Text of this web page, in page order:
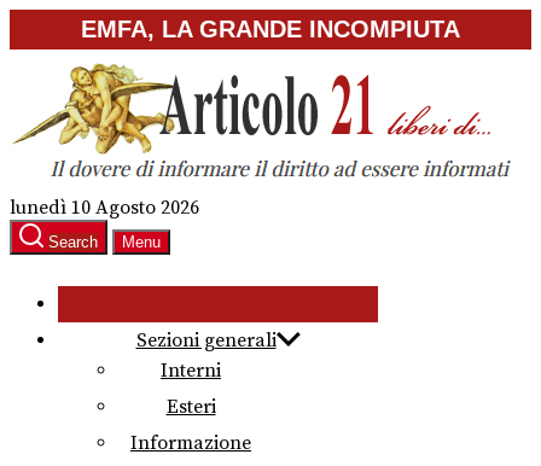
to
content
EMFA, LA GRANDE INCOMPIUTA
lunedì 10 Agosto 2026
Search Menu
Sezioni generali
Interni
Esteri
Informazione